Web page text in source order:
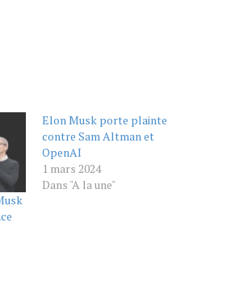
Elon Musk porte plainte
contre Sam Altman et
OpenAI
1 mars 2024
Dans "A la une"